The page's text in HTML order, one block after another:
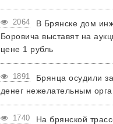
2064
В Брянске дом
Боровича выставят на
цене 1 рубль
1891
Брянца осудили
денег нежелательным
1740
На брянской